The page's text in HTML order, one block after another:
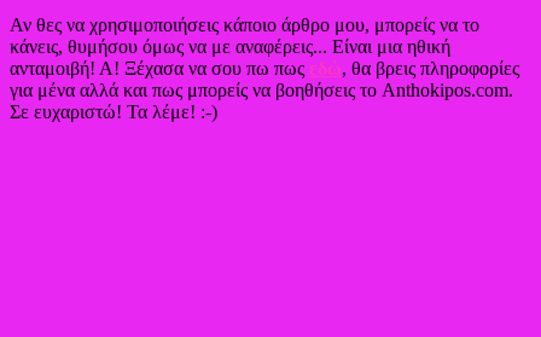
Αν θες να χρησιμοποιήσεις κάποιο άρθρο μου, μπορείς να το
κάνεις, θυμήσου όμως να με αναφέρεις... Είναι μια ηθική
ανταμοιβή! Α! Ξέχασα να σου πω πως εδώ, θα βρεις πληροφορίες
για μένα αλλά και πως μπορείς να βοηθήσεις το Anthokipos.com.
Σε ευχαριστώ! Τα λέμε! :-)